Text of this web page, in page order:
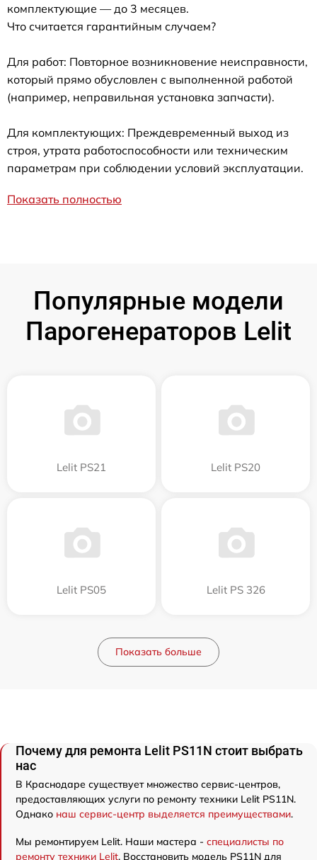
комплектующие — до 3 месяцев.
Что считается гарантийным случаем?
Для работ: Повторное возникновение неисправности,
который прямо обусловлен с выполненной работой
(например, неправильная установка запчасти).
Для комплектующих: Преждевременный выход из
строя, утрата работоспособности или техническим
параметрам при соблюдении условий эксплуатации.
Показать полностью
Популярные модели
Парогенераторов Lelit
Lelit PS21 Lelit PS20
Lelit PS05 Lelit PS 326
Показать больше
Почему для ремонта Lelit PS11N стоит выбрать
нас
В Краснодаре существует множество сервис-центров,
предоставляющих услуги по ремонту техники Lelit PS11N.
Однако наш сервис-центр выделяется преимуществами.
Мы ремонтируем Lelit. Наши мастера - специалисты по
ремонту техники Lelit. Восстановить модель PS11N для